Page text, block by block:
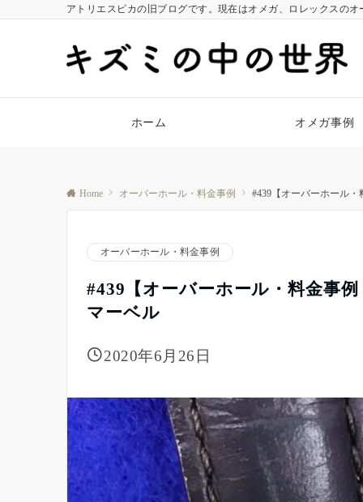
アトリエスピカの旧ブログです。現在はオメガ、ロレックスの
ホーム オメガ事例
Home オーバーホール・料金事例 #439【オーバーホール
オーバーホール・料金事例
#439【オーバーホール・料金事
マーベル
2020年6月26日